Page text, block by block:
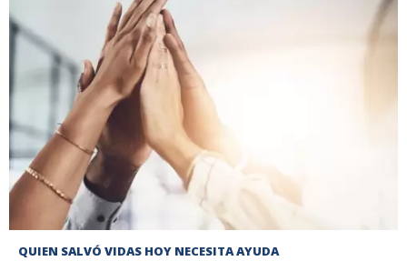
QUIEN SALVÓ VIDAS HOY NECESITA AYUDA